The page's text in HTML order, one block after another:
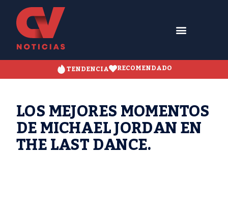
TENDENCIA RECOMENDADO
LOS MEJORES MOMENTOS
DE MICHAEL JORDAN EN
THE LAST DANCE.